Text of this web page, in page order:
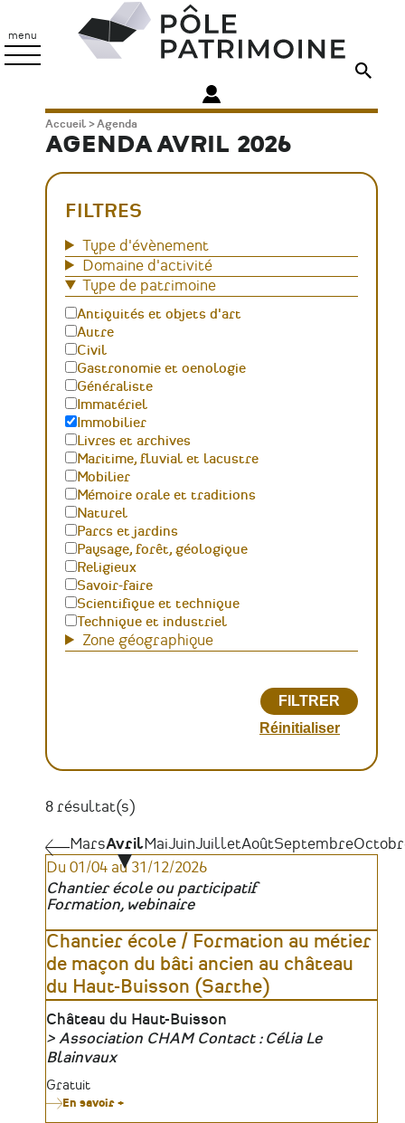
contenu
principal
menu
Patrimoine
Fil
d'Ariane
Accueil Agenda
AGENDA AVRIL 2026
8 résultat(s)
Pagination
MarsMarsAvrilMaiJuinJuilletAoûtSeptembre
Du 01/04 au 31/12/2026
Chantier école ou participatif
Formation, webinaire
Chantier école / Formation au métier
de maçon du bâti ancien au château
du Haut-Buisson (Sarthe)
Lieu
Château du Haut-Buisson
Organisateur
Association CHAM Contact : Célia Le
Blainvaux
Tarifs
Gratuit
En savoir +
FILTRES
Type d'évènement
Domaine d'activité
Type de patrimoine
Antiquités et objets d'art
Autre
Civil
Gastronomie et oenologie
Généraliste
Immatériel
Immobilier
Livres et archives
Maritime, fluvial et lacustre
Mobilier
Mémoire orale et traditions
Naturel
Parcs et jardins
Paysage, forêt, géologique
Religieux
Savoir-faire
Scientifique et technique
Technique et industriel
Zone géographique